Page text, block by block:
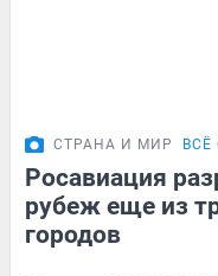
СТРАНА И МИР
Росавиация
рубеж еще из
городов